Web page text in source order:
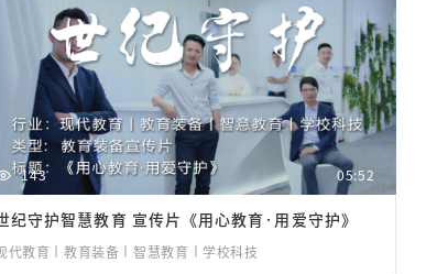
143 05:52
纪守护智慧教育 宣传片《用心教育·用爱守护》
代教育丨教育装备丨智慧教育丨学校科技